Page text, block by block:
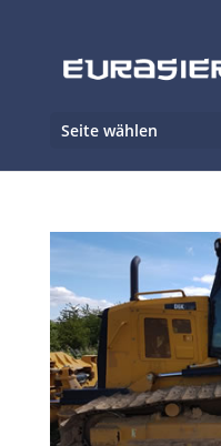
Seite wählen